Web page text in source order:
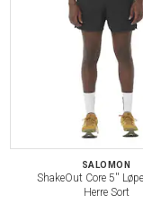
SALOMON
ShakeOut Core 5''
Herre Sort